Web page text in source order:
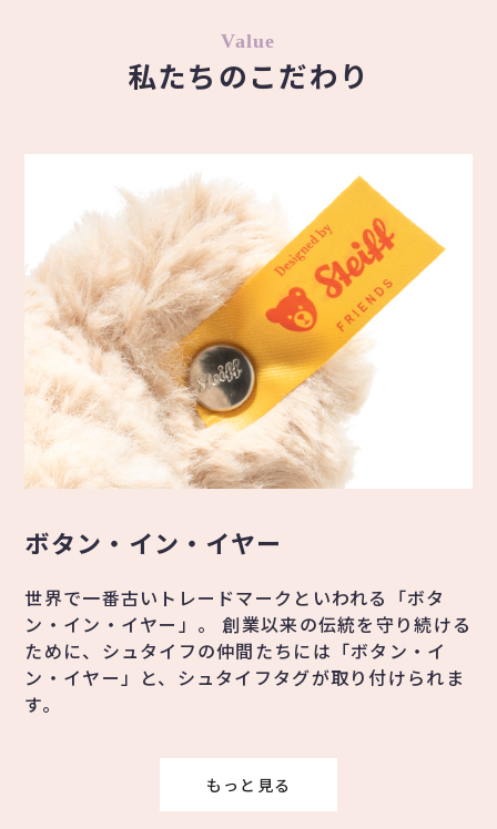
Value
私たちのこだわり
ボタン・イン・イヤー
世界で一番古いトレードマークといわれる「ボタ
ン・イン・イヤー」。 創業以来の伝統を守り続ける
ために、シュタイフの仲間たちには「ボタン・イ
ン・イヤー」と、シュタイフタグが取り付けられま
す。
もっと見る